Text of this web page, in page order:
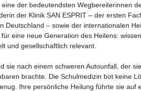
der bedeutendsten Wegbereiterinnen
der Klinik SAN ESPRIT – der ersten
Deutschland – sowie der internationalen
für eine neue Generation des Heilens:
und gesellschaftlich relevant.
sie nach einem schweren Autounfall, der
brachte. Die Schulmedizin bot keine
Ihre persönliche Heilung führte sie auf